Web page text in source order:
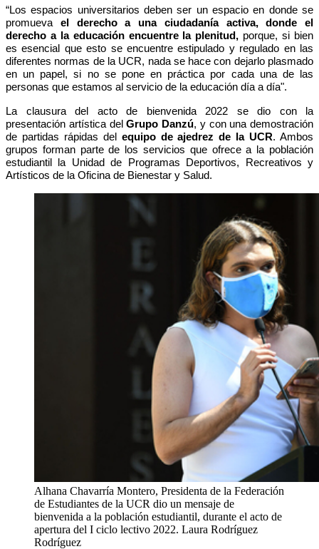
“Los espacios universitarios deben ser un espacio en donde se
promueva el derecho a una ciudadanía activa, donde el
derecho a la educación encuentre la plenitud, porque, si bien
es esencial que esto se encuentre estipulado y regulado en las
diferentes normas de la UCR, nada se hace con dejarlo plasmado
en un papel, si no se pone en práctica por cada una de las
personas que estamos al servicio de la educación día a día".
La clausura del acto de bienvenida 2022 se dio con la
presentación artística delGrupo Danzú, y con una demostración
de partidas rápidas del equipo de ajedrez de la UCR. Ambos
grupos forman parte de los servicios que ofrece a la población
estudiantil la Unidad de Programas Deportivos, Recreativos y
Artísticos de la Oficina de Bienestar y Salud.
Alhana Chavarría Montero, Presidenta de la Federación
de Estudiantes de la UCR dio un mensaje de
bienvenida a la población estudiantil, durante el acto de
apertura del I ciclo lectivo 2022. Laura Rodríguez
Rodríguez